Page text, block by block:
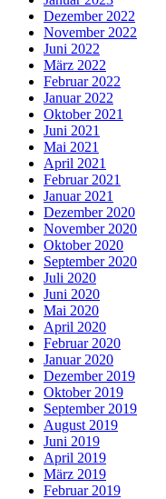
Dezember 2022
November 2022
Juni 2022
März 2022
Februar 2022
Januar 2022
Oktober 2021
Juni 2021
Mai 2021
April 2021
Februar 2021
Januar 2021
Dezember 2020
November 2020
Oktober 2020
September 2020
Juli 2020
Juni 2020
Mai 2020
April 2020
Februar 2020
Januar 2020
Dezember 2019
Oktober 2019
September 2019
August 2019
Juni 2019
April 2019
März 2019
Februar 2019